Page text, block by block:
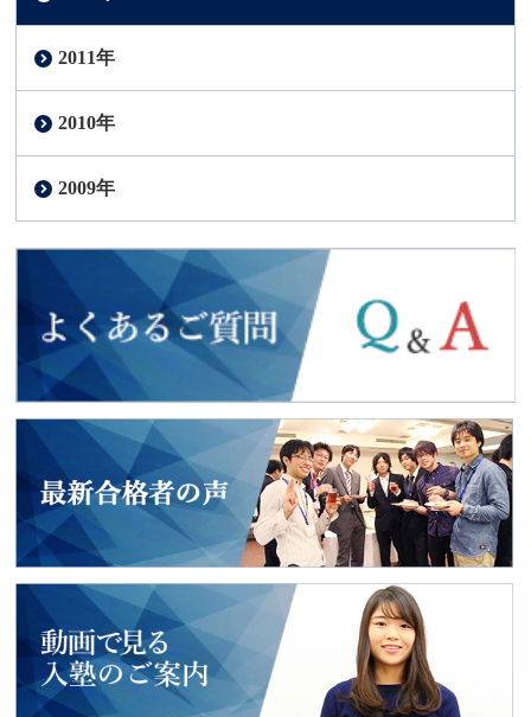
2011年
2010年
2009年
よくあるご質問
2018年度入試
最新合格者の声